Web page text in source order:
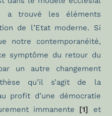
a trouvé les éléments
de l’Etat moderne. Si
notre contemporanéité,
symptôme du retour du
un autre changement
qu’il s’agit de la
profit d’une démocratie
immanente [1] et